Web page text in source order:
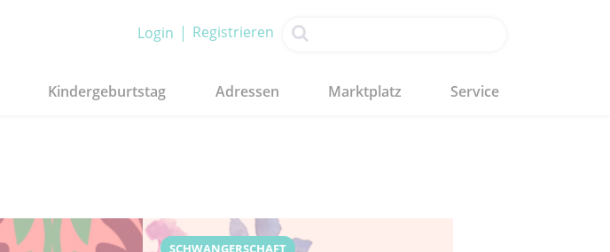
Login Registrieren
Kindergeburtstag Adressen Marktplatz Service
SCHWANGERSCHAFT